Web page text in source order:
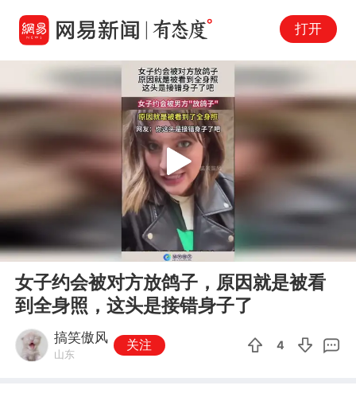
打开
00:00 00:18
Play
女子约会被对方放鸽子，原因就是被看
到全身照，这头是接错身子了
搞笑傲风
山东
关注 4